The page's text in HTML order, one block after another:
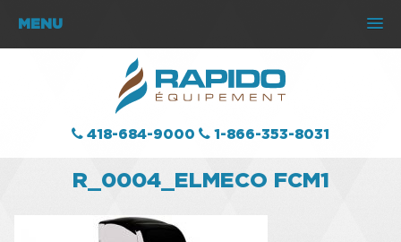
MENU
418-684-9000 1-866-353-8031
R_0004_ELMECO FCM1